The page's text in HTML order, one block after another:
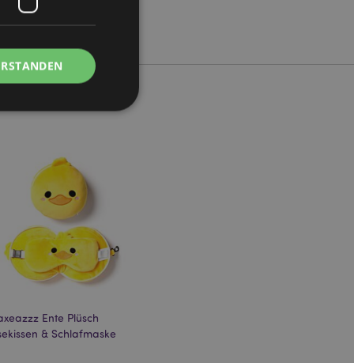
Ente Plüsch
& Schlafmaske
Dienst
für
Cookie-Banner
das
im Browser zu
zu